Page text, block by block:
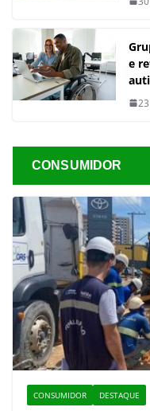
e
CONSUMIDOR
CONSUMIDOR DESTAQUE